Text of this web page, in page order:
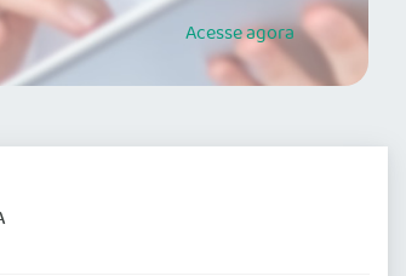
Acesseagora